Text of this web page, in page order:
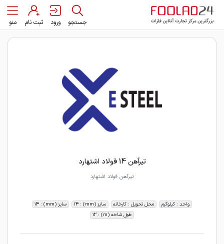
جستجو ورود ثبت نام منو
تیرآهن 14 فولاد اشتهارد
تیرآهن فولاد اشتهارد
واحد : کیلوگرم محل تحویل : کارخانه سایز (mm) : 14
سایز (mm) : 14
طول شاخه (m) : 12